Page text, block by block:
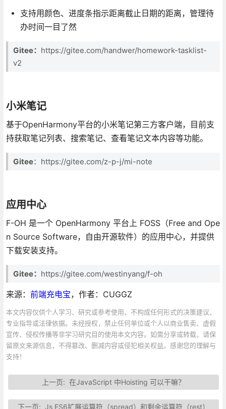
支持用颜色、进度条指示距离截止日期的距离，管理待
办时间一目了然
Gitee： https://gitee.com/handwer/homework-tasklist-
v2
小米笔记
基于OpenHarmony平台的小米笔记第三方客户端，目前支
持获取笔记列表、搜索笔记、查看笔记文本内容等功能。
Gitee：https://gitee.com/z-p-j/mi-note
应用中心
F-OH 是一个 OpenHarmony 平台上 FOSS（Free and Ope
n Source Software，自由开源软件）的应用中心，并提供
下载安装支持。
Gitee： https://gitee.com/westinyang/f-oh
来源： 前端充电宝，作者：CUGGZ
本文内容仅供个人学习、研究或参考使用，不构成任何形式的决策建议、
专业指导或法律依据。未经授权，禁止任何单位或个人以商业售卖、虚假
宣传、侵权传播等非学习研究目的使用本文内容。如需分享或转载，请保
留原文来源信息，不得篡改、删减内容或侵犯相关权益。感谢您的理解与
支持！
上一页: 在JavaScript 中Hoisting 可以干嘛？
下一页: Js ES6扩展运算符（spread）和剩余运算符（rest）